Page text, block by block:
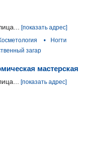
[показать адрес]
•
Ногти
загар
мастерская
[показать адрес]